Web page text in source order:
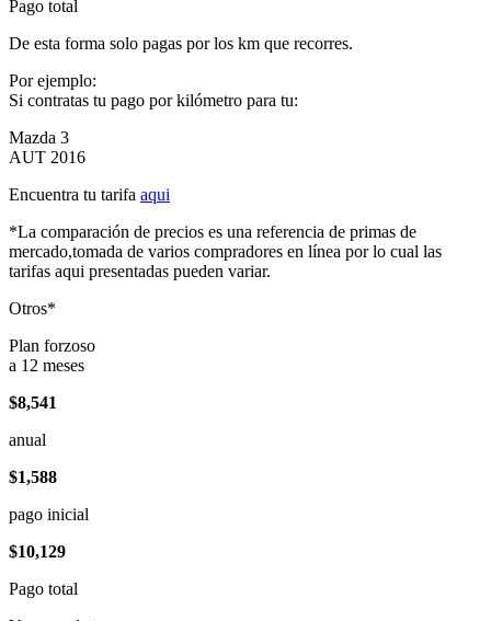
Pago total
De esta forma solo pagas por los km que recorres.
Por ejemplo:
Si contratas tu pago por kilómetro para tu:
Mazda 3
AUT 2016
Encuentra tu tarifa aqui
*La comparación de precios es una referencia de primas de
mercado,tomada de varios compradores en línea por lo cual las
tarifas aqui presentadas pueden variar.
Otros*
Plan forzoso
a 12 meses
$8,541
anual
$1,588
pago inicial
$10,129
Pago total